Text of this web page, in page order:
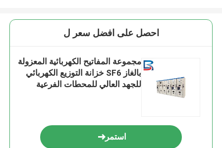
احصل على افضل سعر ل
مجموعة المفاتيح الكهربائية المعزولة
بالغاز SF6 خزانة التوزيع الكهربائي
للجهد العالي للمحطات الفرعية
استمر